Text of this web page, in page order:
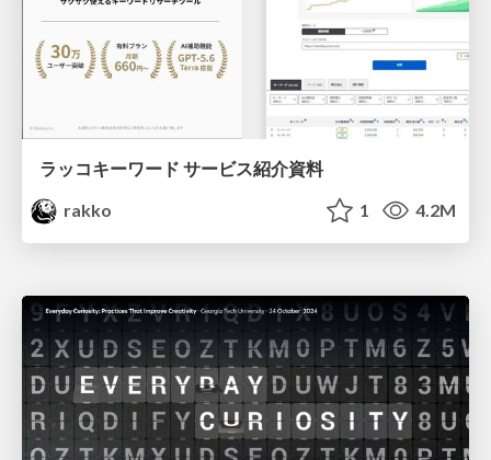
ラッコキーワード サービス紹介資料
rakko
1 4.2M